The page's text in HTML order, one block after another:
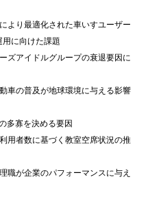
より最適化された車いすユーザー
に向けた課題
ズアイドルグループの衰退要因に
車の普及が地球環境に与える影響
多寡を決める要因
用者数に基づく教室空席状況の推
職が企業のパフォーマンスに与え